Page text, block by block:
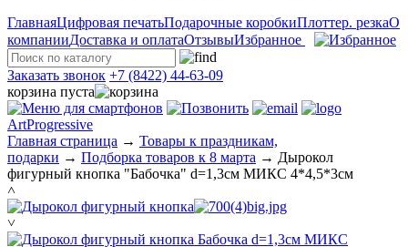
ГлавнаяЦифровая печатьПодарочные коробкиПлоттер. резкаО
компанииДоставка и оплатаОтзывыИзбранное
Заказать звонок +7 (8422) 44-63-09
корзина пуста
ArtProgressive
Главная страница → Товары к праздникам,
подарки → Подборка товаров к 8 марта → Дырокол
фигурный кнопка "Бабочка" d=1,3см МИКС 4*4,5*3см
˄
˅